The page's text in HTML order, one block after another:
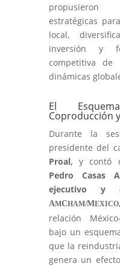
propusieron
estratégicas
local,
inversión y
competitiva
dinámicas
El
Coproducción
Durante la
presidente del
Proal, y contó
Pedro Casas
ejecutivo y
AMCHAM/MEXICO
relación
bajo un
que la
genera un